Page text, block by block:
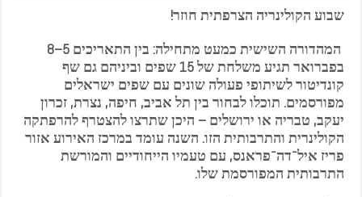
שבוע הקולינריה הצרפתית חוזר!
המהדורה השישית כמעט מתחילה: בין התאריכים 5–8
בפברואר תגיע משלחת של 15 שפים וביניהם גם שף
קונדיטור לשיתופי פעולה שונים עם שפים ישראלים
מפורסמים. תוכלו לבחור בין תל אביב, חיפה, נצרת, זכרון
יעקב, טבריה או ירושלים – היכן שתרצו להצטרף להרפתקה
הקולינרית והתרבותית הזו. השנה עומד במרכז האירוע אזור
פריז איל־דה־פראנס, עם טעמיו הייחודיים והמורשת
התרבותית המפורסמת שלו.